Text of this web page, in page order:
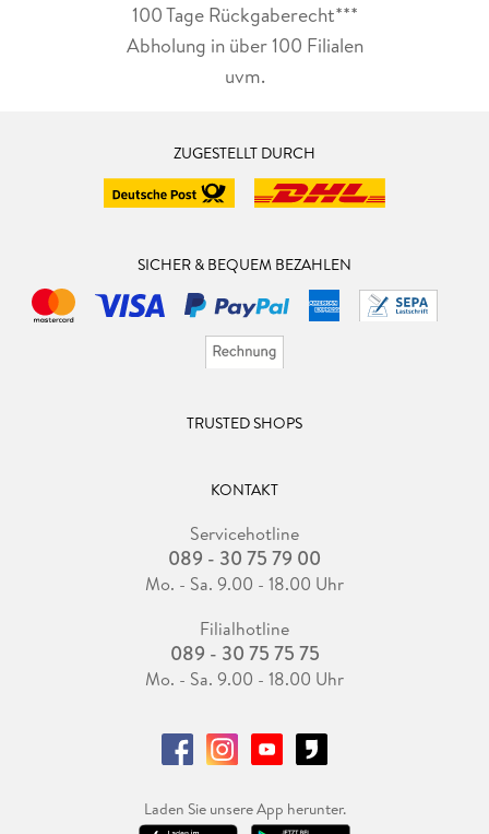
100 Tage Rückgaberecht***
Abholung in über 100 Filialen
uvm.
ZUGESTELLT DURCH
SICHER & BEQUEM BEZAHLEN
TRUSTED SHOPS
KONTAKT
Servicehotline
089 - 30 75 79 00
Mo. - Sa. 9.00 - 18.00 Uhr
Filialhotline
089 - 30 75 75 75
Mo. - Sa. 9.00 - 18.00 Uhr
Laden Sie unsere App herunter.